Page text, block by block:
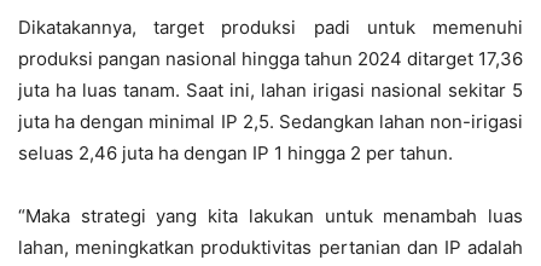
Dikatakannya, target produksi padi untuk memenuhi
produksi pangan nasional hingga tahun 2024 ditarget 17,36
juta ha luas tanam. Saat ini, lahan irigasi nasional sekitar 5
juta ha dengan minimal IP 2,5. Sedangkan lahan non-irigasi
seluas 2,46 juta ha dengan IP 1 hingga 2 per tahun.
“Maka strategi yang kita lakukan untuk menambah luas
lahan, meningkatkan produktivitas pertanian dan IP adalah